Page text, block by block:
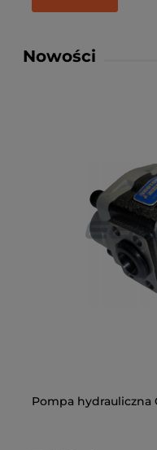
Nowości
Pompa hydrauliczna